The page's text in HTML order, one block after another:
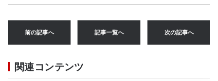
c
e
b
o
it
te
r
e
n
a
e ai
l
前の記事へ 記事一覧へ 次の記事へ
関連コンテンツ